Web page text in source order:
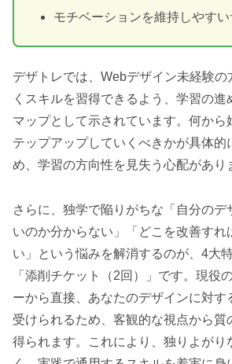
モチベーションを維持しやすい
デザトレでは、Webデザイン未経験の
くスキルを習得できるよう、学習の進
マップとして示されています。何から
テップアップしていくべきかが具体的
め、学習の方向性を見失う心配があり
さらに、独学で陥りがちな「自分のデ
いのか分からない」「どこを改善すれ
い」という悩みを解消するのが、4大
「添削チケット（2回）」です。現役
ーから直接、あなたのデザインに対す
受けられるため、客観的な視点から質
得られます。これにより、独りよがり